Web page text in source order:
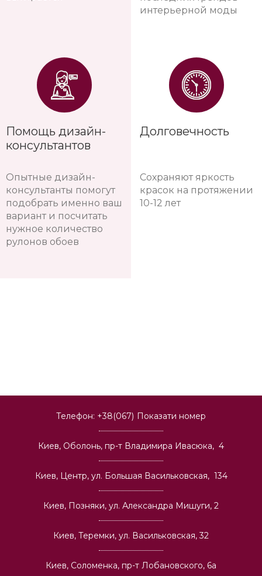
Помощь дизайн-
консультантов
Опытные дизайн-
консультанты помогут
подобрать именно ваш
вариант и посчитать
нужное количество
рулонов обоев
интерьерной моды
Долговечность
Сохраняют яркость
красок на протяжении
10-12 лет
Телефон: +38(067) Показати номер
Киев, Оболонь, пр-т Владимира Ивасюка, 4
Киев, Центр, ул. Большая Васильковская, 134
Киев, Позняки, ул. Александра Мишуги, 2
Киев, Теремки, ул. Васильковская, 32
Киев, Соломенка, пр-т Лобановского, 6а